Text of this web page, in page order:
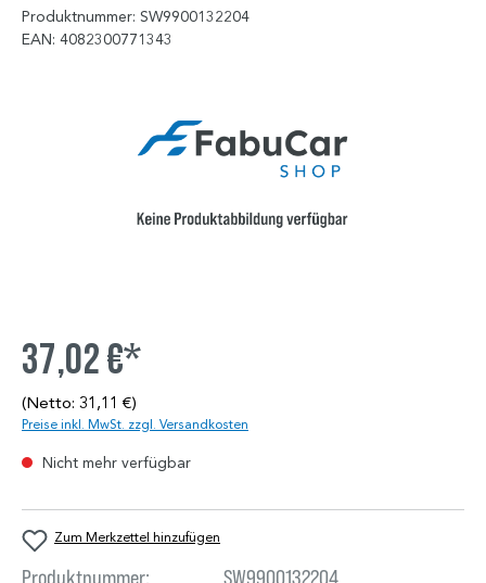
Produktnummer: SW9900132204
EAN: 4082300771343
37,02 €*
(Netto: 31,11 €)
Preise inkl. MwSt. zzgl. Versandkosten
Nicht mehr verfügbar
Zum Merkzettel hinzufügen
Produktnummer:
SW9900132204